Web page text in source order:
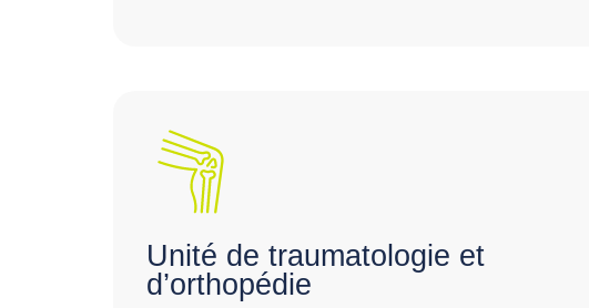
Unité de traumatologie et
d’orthopédie